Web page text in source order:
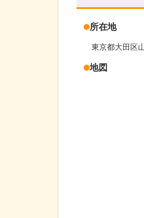
所在地
東京都大田区
地図